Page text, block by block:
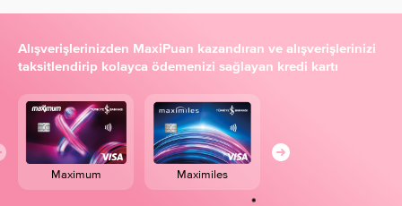
Alışverişlerinizden MaxiPuan kazandıran ve alışverişlerinizi
taksitlendirip kolayca ödemenizi sağlayan kredi kartı
Maximum Maximiles